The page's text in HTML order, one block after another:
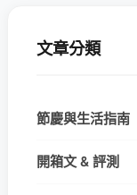
文章分類
節慶與生活指南
開箱文 & 評測